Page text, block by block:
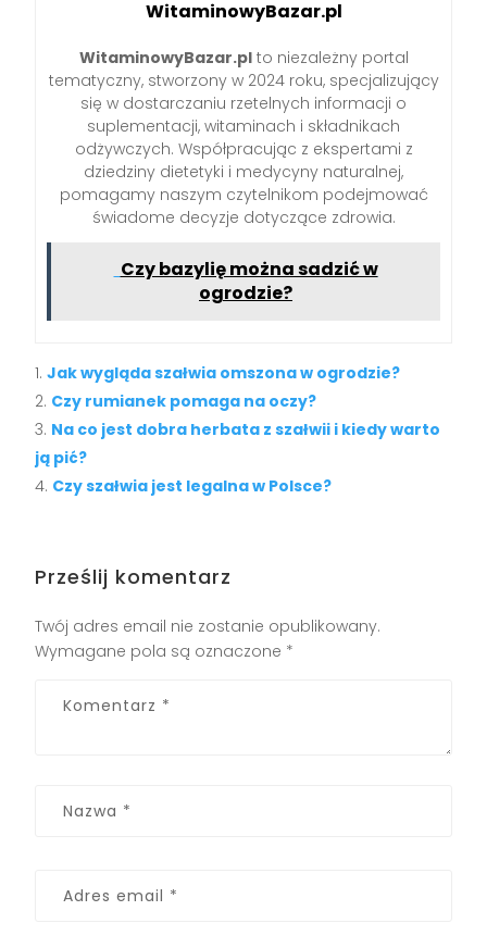
WitaminowyBazar.pl
WitaminowyBazar.plto niezależny portal
tematyczny, stworzony w 2024 roku, specjalizujący
się w dostarczaniu rzetelnych informacji o
suplementacji, witaminach i składnikach
odżywczych. Współpracując z ekspertami z
dziedziny dietetyki i medycyny naturalnej,
pomagamy naszym czytelnikom podejmować
świadome decyzje dotyczące zdrowia.
Czy bazylię można sadzić w
ogrodzie?
Jak wygląda szałwia omszona w ogrodzie?
Czy rumianek pomaga na oczy?
Na co jest dobra herbata z szałwii i kiedy warto
ją pić?
Czy szałwia jest legalna w Polsce?
Prześlij komentarz
Twój adres email nie zostanie opublikowany.
Wymagane pola są oznaczone *